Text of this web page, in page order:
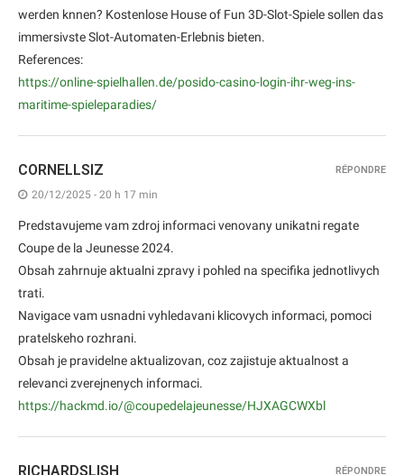
werden knnen? Kostenlose House of Fun 3D-Slot-Spiele sollen das
immersivste Slot-Automaten-Erlebnis bieten.
References:
https://online-spielhallen.de/posido-casino-login-ihr-weg-ins-
maritime-spieleparadies/
CORNELLSIZ
20/12/2025 - 20 h 17 min
Predstavujeme vam zdroj informaci venovany unikatni regate
Coupe de la Jeunesse 2024.
Obsah zahrnuje aktualni zpravy i pohled na specifika jednotlivych
trati.
Navigace vam usnadni vyhledavani klicovych informaci, pomoci
pratelskeho rozhrani.
Obsah je pravidelne aktualizovan, coz zajistuje aktualnost a
relevanci zverejnenych informaci.
https://hackmd.io/@coupedelajeunesse/HJXAGCWXbl
RÉPONDRE
RICHARDSLISH RÉPONDRE